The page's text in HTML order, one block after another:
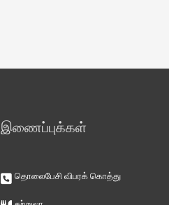
இணைப்புக்கள்
தொலைபேசி விபரக் கொத்து